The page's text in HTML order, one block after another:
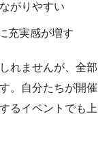
がりやすい
充実感が増す
れませんが、全部
。自分たちが開催
るイベントでも上